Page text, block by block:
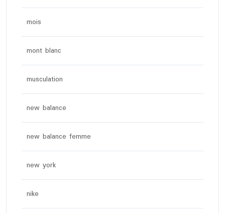
mois
mont blanc
musculation
new balance
new balance femme
new york
nike